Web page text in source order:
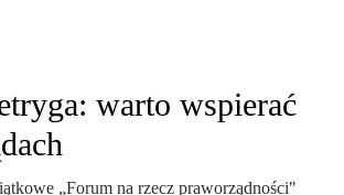
warto wspierać
„Forum na rzecz praworządności"